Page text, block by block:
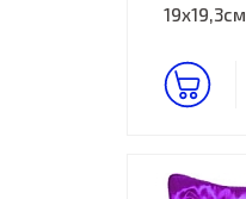
19х19,3см